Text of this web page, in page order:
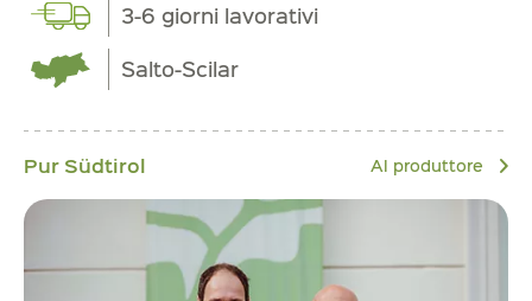
3-6 giorni lavorativi
Salto-Scilar
Pur Südtirol Al produttore